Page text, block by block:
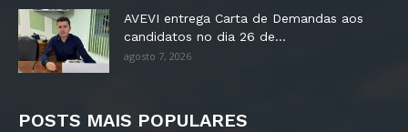
AVEVI entrega Carta de Demandas aos
candidatos no dia 26 de...
agosto 7, 2026
POSTS MAIS POPULARES